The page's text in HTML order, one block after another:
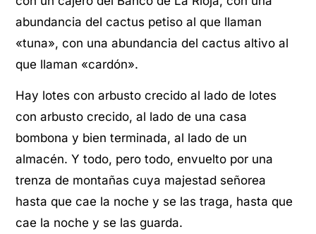
abundancia del cactus petiso al que llaman
«tuna», con una abundancia del cactus altivo al
que llaman «cardón».
Hay lotes con arbusto crecido al lado de lotes
con arbusto crecido, al lado de una casa
bombona y bien terminada, al lado de un
almacén. Y todo, pero todo, envuelto por una
trenza de montañas cuya majestad señorea
hasta que cae la noche y se las traga, hasta que
cae la noche y se las guarda.